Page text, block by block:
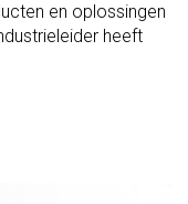
en oplossingen
heeft